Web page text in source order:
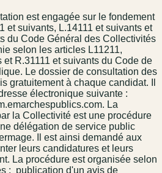
est engagée sur le fondement
et suivants, L.1411­1 et suivants et
du Code Général des Collectivités
selon les articles L1121­1,
et R.3111­1 et suivants du Code de
Le dossier de consultation des
gratuitement à chaque candidat. Il
électronique suivante :
La
la Collectivité est une procédure
délégation de service public
Il est ainsi demandé aux
leurs candidatures et leurs
La procédure est organisée selon
: ­ publication d'un avis de